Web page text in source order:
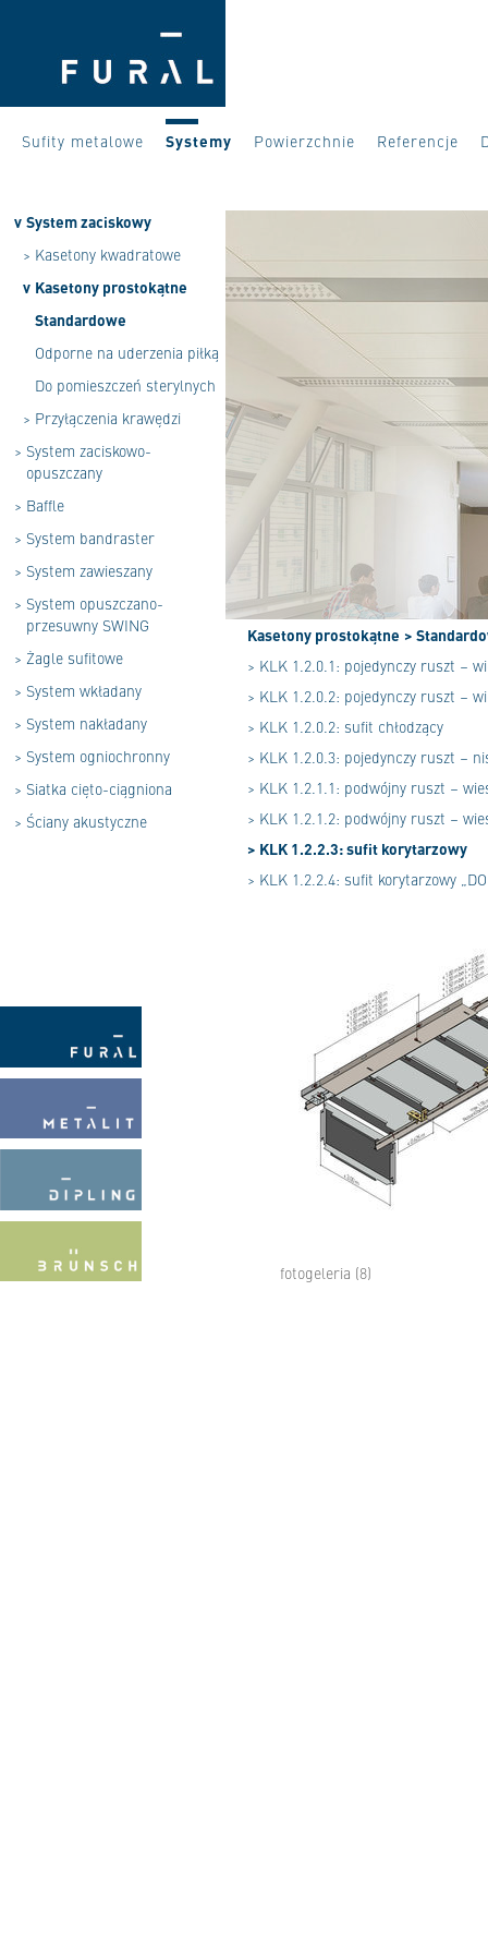
Sufity metalowe Systemy Powierzchnie Referencje
v System zaciskowy
> Kasetony kwadratowe
v Kasetony prostokątne
Standardowe
Odporne na uderzenia piłką
Do pomieszczeń sterylnych
> Przyłączenia krawędzi
> System zaciskowo-
opuszczany
> Baffle
> System bandraster
> System zawieszany
> System opuszczano-
przesuwny SWING
> Żagle sufitowe
> System wkładany
> System nakładany
> System ogniochronny
> Siatka cięto-ciągniona
> Ściany akustyczne
Kasetony prostokątne >
> KLK 1.2.0.1: pojedynczy ruszt –
> KLK 1.2.0.2: pojedynczy ruszt –
> KLK 1.2.0.2: sufit chłodzący
> KLK 1.2.0.3: pojedynczy ruszt –
> KLK 1.2.1.1: podwójny ruszt –
> KLK 1.2.1.2: podwójny ruszt –
> KLK 1.2.2.3: sufit korytarzowy
> KLK 1.2.2.4: sufit korytarzowy
fotogeleria (8)